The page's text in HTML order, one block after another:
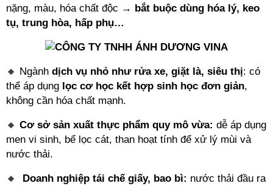
nặng, màu, hóa chất độc → bắt buộc dùng hóa lý, keo
tụ, trung hòa, hấp phụ…
🔸 Ngành dịch vụ nhỏ như rửa xe, giặt là, siêu thị: có
thể áp dụng lọc cơ học kết hợp sinh học đơn giản,
không cần hóa chất mạnh.
🔸 Cơ sở sản xuất thực phẩm quy mô vừa: dễ áp dụng
men vi sinh, bể lọc cát, than hoạt tính để xử lý mùi và
nước thải.
🔸 Doanh nghiệp tái chế giấy, bao bì: nước thải đầu ra